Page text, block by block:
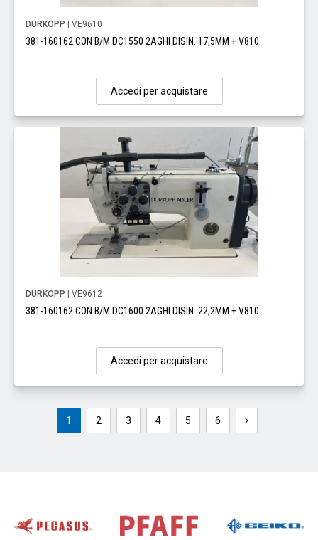
DURKOPP | VE9610
381-160162 CON B/M DC1550 2AGHI DISIN. 17,5MM + V810
Accedi per acquistare
DURKOPP | VE9612
381-160162 CON B/M DC1600 2AGHI DISIN. 22,2MM + V810
Accedi per acquistare
1 2 3 4 5 6